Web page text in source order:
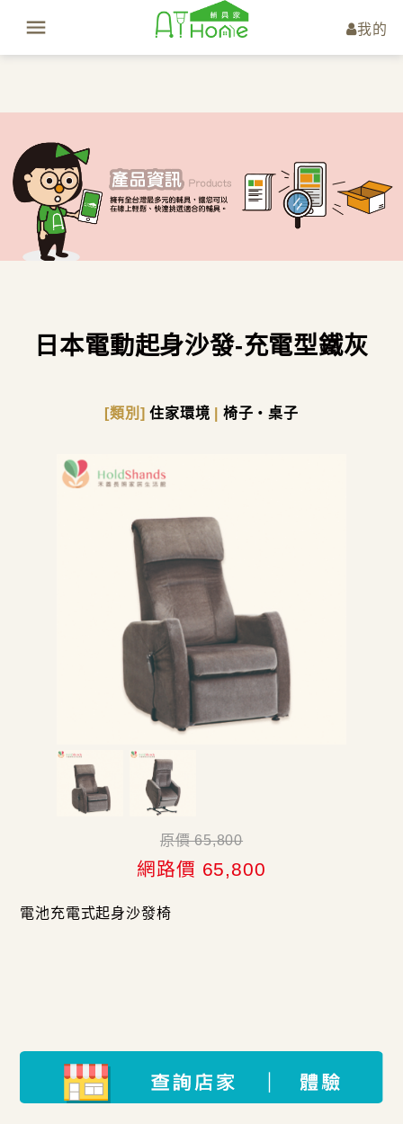
我的
日本電動起身沙發-充電型鐵灰
[類別]住家環境 椅子・桌子
原價 65,800
網路價 65,800
電池充電式起身沙發椅